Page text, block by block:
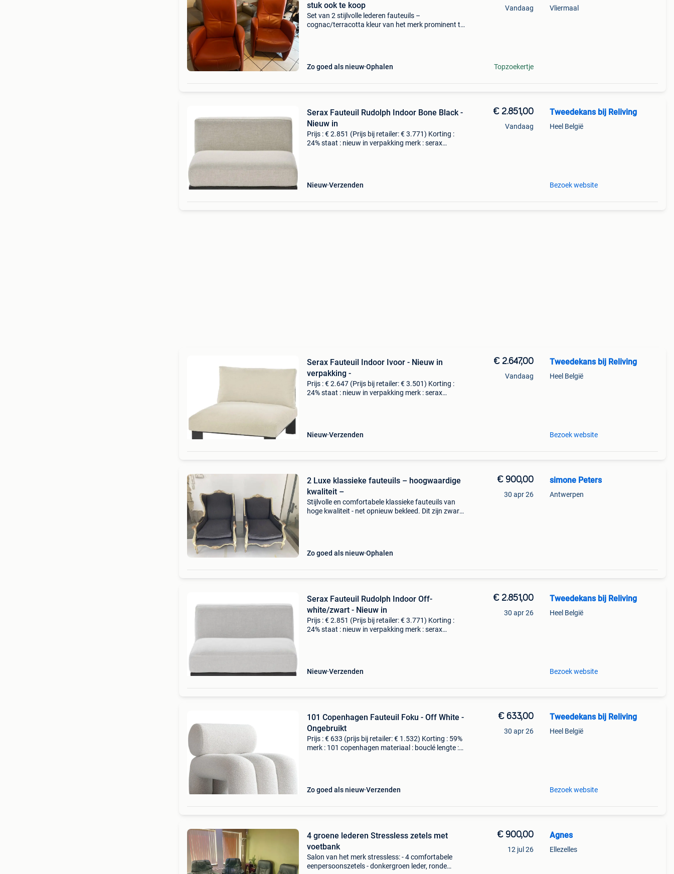
stuk ook te koop
Set van 2 stijlvolle lederen fauteuils –
cognac/terracotta kleur van het merk prominent te
Zo goed als nieuw Ophalen
Vandaag
Topzoekertje
Vliermaal
Serax Fauteuil Rudolph Indoor Bone Black -
Nieuw in
Prijs : € 2.851 (Prijs bij retailer: € 3.771) Korting :
24% staat : nieuw in verpakking merk : serax
Nieuw Verzenden
€ 2.851,00
Vandaag
Tweedekans bij Reliving
Heel België
Bezoek website
Serax Fauteuil Indoor Ivoor - Nieuw in
verpakking -
Prijs : € 2.647 (Prijs bij retailer: € 3.501) Korting :
24% staat : nieuw in verpakking merk : serax
Nieuw Verzenden
€ 2.647,00
Vandaag
Tweedekans bij Reliving
Heel België
Bezoek website
2 Luxe klassieke fauteuils – hoogwaardige
kwaliteit –
Stijlvolle en comfortabele klassieke fauteuils van
hoge kwaliteit - net opnieuw bekleed. Dit zijn zware,
Zo goed als nieuw Ophalen
€ 900,00
30 apr 26
simone Peters
Antwerpen
Serax Fauteuil Rudolph Indoor Off-
white/zwart - Nieuw in
Prijs : € 2.851 (Prijs bij retailer: € 3.771) Korting :
24% staat : nieuw in verpakking merk : serax
Nieuw Verzenden
€ 2.851,00
30 apr 26
Tweedekans bij Reliving
Heel België
Bezoek website
101 Copenhagen Fauteuil Foku - Off White -
Ongebruikt
Prijs : € 633 (prijs bij retailer: € 1.532) Korting : 59%
merk : 101 copenhagen materiaal : bouclé lengte :
Zo goed als nieuw Verzenden
€ 633,00
30 apr 26
Tweedekans bij Reliving
Heel België
Bezoek website
4 groene lederen Stressless zetels met
voetbank
Salon van het merk stressless: - 4 comfortabele
eenpersoonszetels - donkergroen leder, ronde
€ 900,00
12 jul 26
Agnes
Ellezelles